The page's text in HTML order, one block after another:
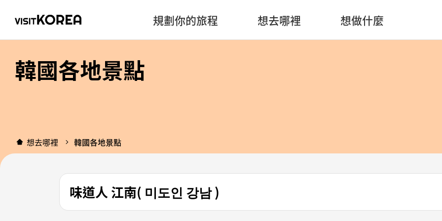
規劃你的旅程 想去哪裡 想做什麼
韓國各地景點
想去哪裡 韓國各地景點
味道人 江南( 미도인 강남 )